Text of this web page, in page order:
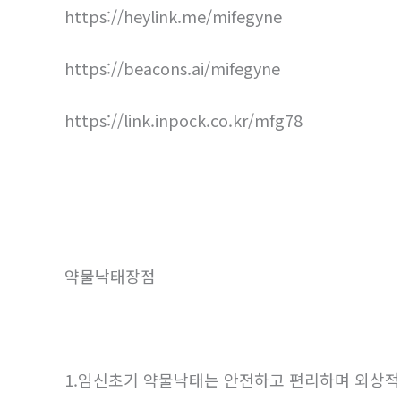
https://heylink.me/mifegyne
https://beacons.ai/mifegyne
https://link.inpock.co.kr/mfg78
약물낙태장점
1.임신초기 약물낙태는 안전하고 편리하며 외상